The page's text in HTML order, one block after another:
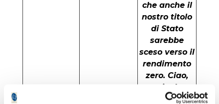
che anche il
nostro titolo
di Stato
sarebbe
sceso verso il
rendimento
zero. Ciao,
ciao!